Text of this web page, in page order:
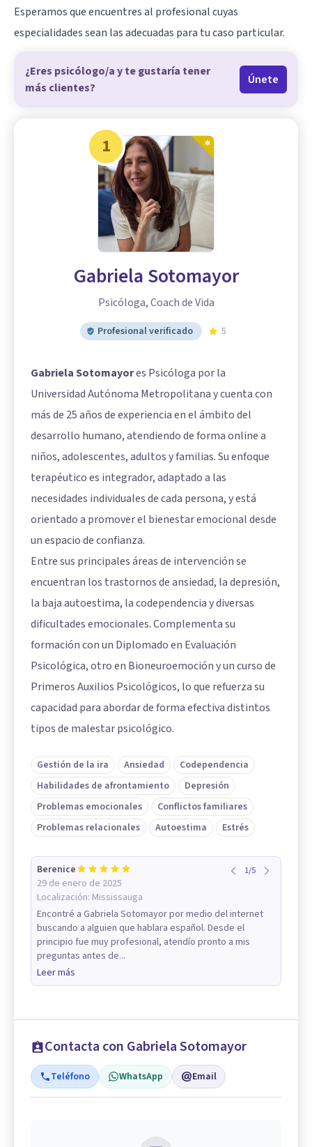
Esperamos que encuentres al profesional cuyas
especialidades sean las adecuadas para tu caso particular.
¿Eres psicólogo/a y te gustaría tener
más clientes?
Únete
1
Gabriela Sotomayor
Psicóloga, Coach de Vida
Profesional verificado 5
Gabriela Sotomayores Psicóloga por la
Universidad Autónoma Metropolitana y cuenta con
más de 25 años de experiencia en el ámbito del
desarrollo humano, atendiendo de forma online a
niños, adolescentes, adultos y familias. Su enfoque
terapéutico es integrador, adaptado a las
necesidades individuales de cada persona, y está
orientado a promover el bienestar emocional desde
un espacio de confianza.
Entre sus principales áreas de intervención se
encuentran los trastornos de ansiedad, la depresión,
la baja autoestima, la codependencia y diversas
dificultades emocionales. Complementa su
formación con un Diplomado en Evaluación
Psicológica, otro en Bioneuroemoción y un curso de
Primeros Auxilios Psicológicos, lo que refuerza su
capacidad para abordar de forma efectiva distintos
tipos de malestar psicológico.
Gestión de la ira Ansiedad
Codependencia
Habilidades de afrontamiento
Depresión
Problemas emocionales
Conflictos familiares
Problemas relacionales
Autoestima Estrés
Berenice
29 de enero de 2025
Localización: Mississauga
1/5
Encontré a Gabriela Sotomayor por medio del internet
buscando a alguien que hablara español. Desde el
principio fue muy profesional, atendío pronto a mis
preguntas antes de...
Leer más
Contacta con Gabriela Sotomayor
Teléfono WhatsApp Email